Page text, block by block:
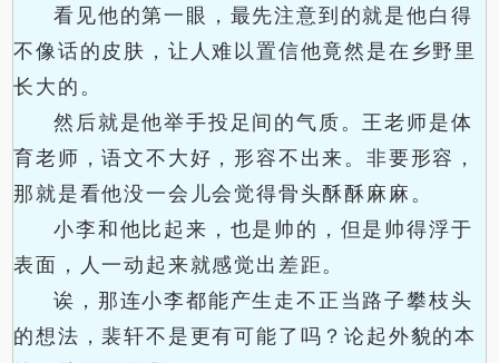
看见他的第一眼，最先注意到的就是他白得
不像话的皮肤，让人难以置信他竟然是在乡野里
长大的。
然后就是他举手投足间的气质。王老师是体
育老师，语文不大好，形容不出来。非要形容，
那就是看他没一会儿会觉得骨头酥酥麻麻。
小李和他比起来，也是帅的，但是帅得浮于
表面，人一动起来就感觉出差距。
诶，那连小李都能产生走不正当路子攀枝头
的想法，裴轩不是更有可能了吗？论起外貌的本